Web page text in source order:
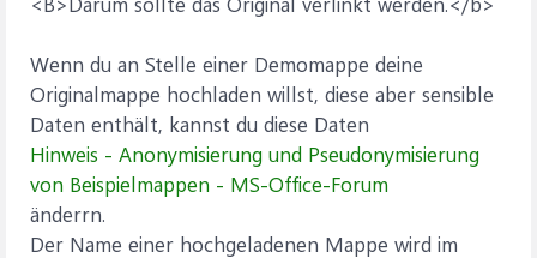
Wenn du an Stelle einer Demomappe deine
Originalmappe hochladen willst, diese aber sensible
Daten enthält, kannst du diese Daten
Hinweis - Anonymisierung und Pseudonymisierung
von Beispielmappen - MS-Office-Forum
änderrn.
Der Name einer hochgeladenen Mappe wird im